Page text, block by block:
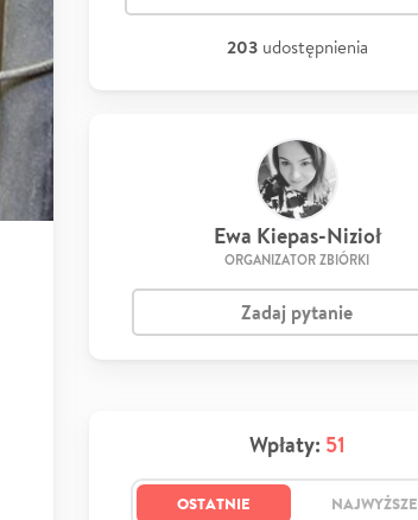
203 udostępnienia
Ewa Kiepas-Nizioł
ORGANIZATOR ZBIÓRKI
Zadaj pytanie
Wpłaty: 51
OSTATNIE NAJWYŻSZE